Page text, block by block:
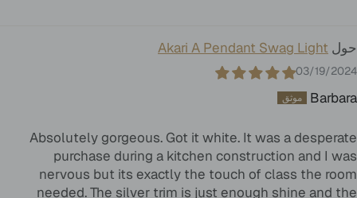
Akari A Pendant Swag Light
03/19/2024
Barbara
Absolutely gorgeous. Got it white. It was a desperate
purchase during a kitchen construction and I was
nervous but its exactly the touch of class the room
needed. The silver trim is just enough shine and the